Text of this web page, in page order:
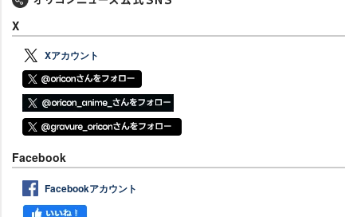
X
Xアカウント
Facebook
Facebookアカウント